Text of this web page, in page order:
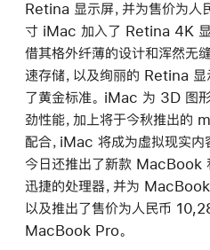
Retina 显示屏，并为售价为
寸 iMac 加入了 Retina 4K 显
借其格外纤薄的设计和浑然无
速存储，以及绚丽的 Retina
了黄金标准。 iMac 为 3D 图
劲性能，加上将于今秋推出
配合，iMac 将成为虚拟现实
今日还推出了新款 MacBook
迅捷的处理器，并为 MacBook
以及推出了售价为人民币
MacBook Pro。